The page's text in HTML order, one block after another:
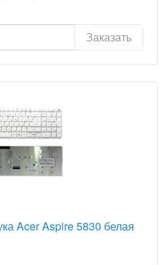
Заказать
Acer Aspire 5830 белая